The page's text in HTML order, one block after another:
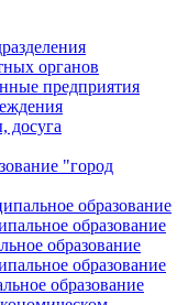
органов
предприятия
досуга
"город
образование
образование
образование
образование
образование